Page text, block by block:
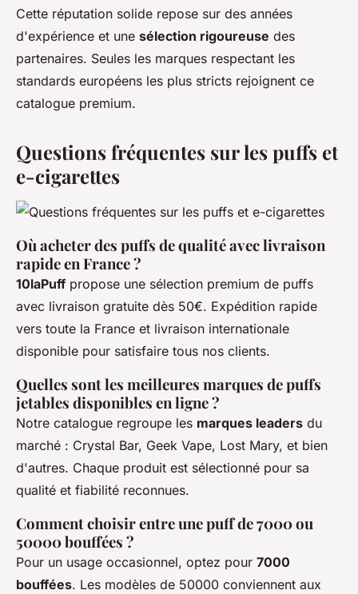
Cette réputation solide repose sur des années
d'expérience et une sélection rigoureuse des
partenaires. Seules les marques respectant les
standards européens les plus stricts rejoignent ce
catalogue premium.
Questions fréquentes sur les puffs et
e-cigarettes
Où acheter des puffs de qualité avec livraison
rapide en France ?
10laPuff propose une sélection premium de puffs
avec livraison gratuite dès 50€. Expédition rapide
vers toute la France et livraison internationale
disponible pour satisfaire tous nos clients.
Quelles sont les meilleures marques de puffs
jetables disponibles en ligne ?
Notre catalogue regroupe les marques leaders du
marché : Crystal Bar, Geek Vape, Lost Mary, et bien
d'autres. Chaque produit est sélectionné pour sa
qualité et fiabilité reconnues.
Comment choisir entre une puff de 7000 ou
50000 bouffées ?
Pour un usage occasionnel, optez pour 7000
bouffées. Les modèles de 50000 conviennent aux